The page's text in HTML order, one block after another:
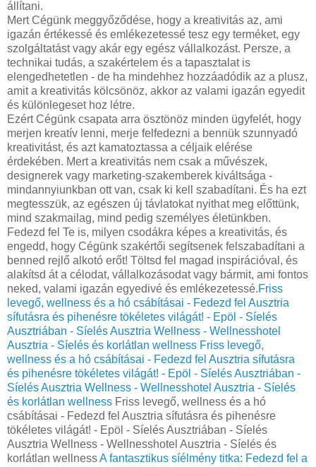
állítani.
Mert Cégünk meggyőződése, hogy a kreativitás az, ami
igazán értékessé és emlékezetessé tesz egy terméket, egy
szolgáltatást vagy akár egy egész vállalkozást. Persze, a
technikai tudás, a szakértelem és a tapasztalat is
elengedhetetlen - de ha mindehhez hozzáadódik az a plusz,
amit a kreativitás kölcsönöz, akkor az valami igazán egyedit
és különlegeset hoz létre.
Ezért Cégünk csapata arra ösztönöz minden ügyfelét, hogy
merjen kreatív lenni, merje felfedezni a bennük szunnyadó
kreativitást, és azt kamatoztassa a céljaik elérése
érdekében. Mert a kreativitás nem csak a művészek,
designerek vagy marketing-szakemberek kiváltsága -
mindannyiunkban ott van, csak ki kell szabadítani. És ha ezt
megtesszük, az egészen új távlatokat nyithat meg előttünk,
mind szakmailag, mind pedig személyes életünkben.
Fedezd fel Te is, milyen csodákra képes a kreativitás, és
engedd, hogy Cégünk szakértői segítsenek felszabadítani a
benned rejlő alkotó erőt! Töltsd fel magad inspirációval, és
alakítsd át a célodat, vállalkozásodat vagy bármit, ami fontos
neked, valami igazán egyedivé és emlékezetessé.Friss
levegő, wellness és a hó csábításai - Fedezd fel Ausztria
sífutásra és pihenésre tökéletes világát! - Epöl - Síelés
Ausztriában - Síelés Ausztria Wellness - Wellnesshotel
Ausztria - Síelés és korlátlan wellness Friss levegő,
wellness és a hó csábításai - Fedezd fel Ausztria sífutásra
és pihenésre tökéletes világát! - Epöl - Síelés Ausztriában -
Síelés Ausztria Wellness - Wellnesshotel Ausztria - Síelés
és korlátlan wellness Friss levegő, wellness és a hó
csábításai - Fedezd fel Ausztria sífutásra és pihenésre
tökéletes világát! - Epöl - Síelés Ausztriában - Síelés
Ausztria Wellness - Wellnesshotel Ausztria - Síelés és
korlátlan wellnessA fantasztikus síélmény titka: Fedezd fel a